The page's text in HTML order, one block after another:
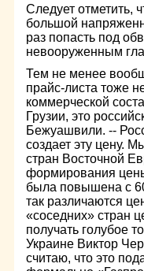
Следует отметить,
большой
раз попасть под
невооруженным
Тем не менее
прайс-листа тоже
коммерческой
Грузии, это
Бежуашвили. --
создает эту цену.
стран Восточной
формирования
была повышена с
так различаются
«соседних» стран
получать голубое
Украине Виктор
считаю, что это